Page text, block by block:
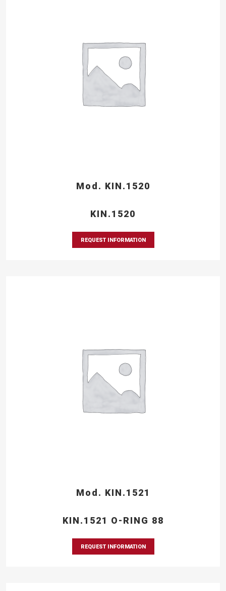
Mod. KIN.1520
KIN.1520
REQUEST INFORMATION
Mod. KIN.1521
KIN.1521 O-RING 88
REQUEST INFORMATION